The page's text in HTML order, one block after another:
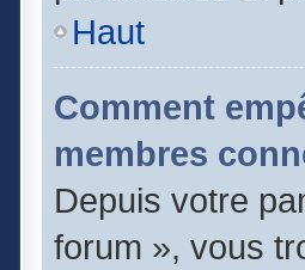
Haut
Comment
membres
Depuis votre
forum », vous